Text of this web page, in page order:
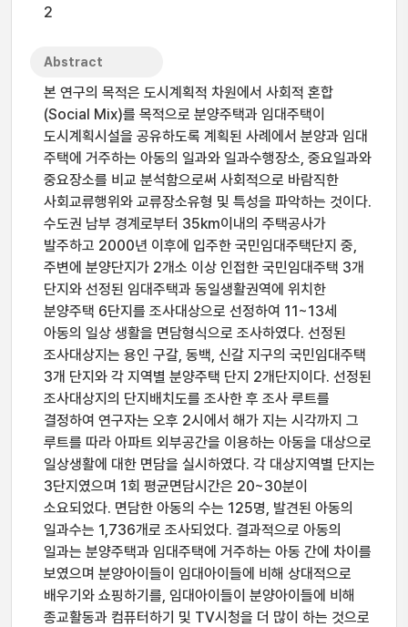
2
Abstract
본 연구의 목적은 도시계획적 차원에서 사회적 혼합
(Social Mix)를 목적으로 분양주택과 임대주택이
도시계획시설을 공유하도록 계획된 사례에서 분양과 임대
주택에 거주하는 아동의 일과와 일과수행장소, 중요일과와
중요장소를 비교 분석함으로써 사회적으로 바람직한
사회교류행위와 교류장소유형 및 특성을 파악하는 것이다.
수도권 남부 경계로부터 35km이내의 주택공사가
발주하고 2000년 이후에 입주한 국민임대주택단지 중,
주변에 분양단지가 2개소 이상 인접한 국민임대주택 3개
단지와 선정된 임대주택과 동일생활권역에 위치한
분양주택 6단지를 조사대상으로 선정하여 11~13세
아동의 일상 생활을 면담형식으로 조사하였다. 선정된
조사대상지는 용인 구갈, 동백, 신갈 지구의 국민임대주택
3개 단지와 각 지역별 분양주택 단지 2개단지이다. 선정된
조사대상지의 단지배치도를 조사한 후 조사 루트를
결정하여 연구자는 오후 2시에서 해가 지는 시각까지 그
루트를 따라 아파트 외부공간을 이용하는 아동을 대상으로
일상생활에 대한 면담을 실시하였다. 각 대상지역별 단지는
3단지였으며 1회 평균면담시간은 20~30분이
소요되었다. 면담한 아동의 수는 125명, 발견된 아동의
일과수는 1,736개로 조사되었다. 결과적으로 아동의
일과는 분양주택과 임대주택에 거주하는 아동 간에 차이를
보였으며 분양아이들이 임대아이들에 비해 상대적으로
배우기와 쇼핑하기를, 임대아이들이 분양아이들에 비해
종교활동과 컴퓨터하기 및 TV시청을 더 많이 하는 것으로